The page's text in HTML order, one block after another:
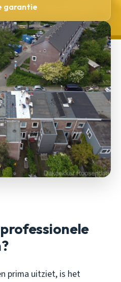
garantie
prima uitziet, is het